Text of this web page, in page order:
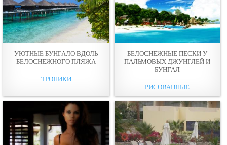
УЮТНЫЕ БУНГАЛО ВДОЛЬ
БЕЛОСНЕЖНОГО ПЛЯЖА
ТРОПИКИ
БЕЛОСНЕЖНЫЕ ПЕСКИ У
ПАЛЬМОВЫХ ДЖУНГЛЕЙ И
БУНГАЛ
РИСОВАННЫЕ